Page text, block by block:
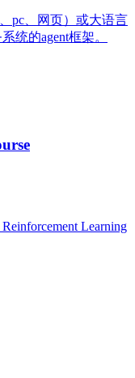
pc、网页）或大语言
统的agent框架。
Learning